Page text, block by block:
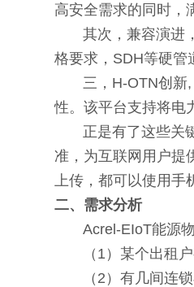
高安全需求的同时，
其次，兼容演进，
格要求，SDH等硬管
三，H-OTN创新,
性。该平台支持将电
正是有了这些关键
准，为互联网用户提
上传，都可以使用手
二、需求分析
Acrel-EIoT能源物
（1）某个出租户
（2）有几间连锁